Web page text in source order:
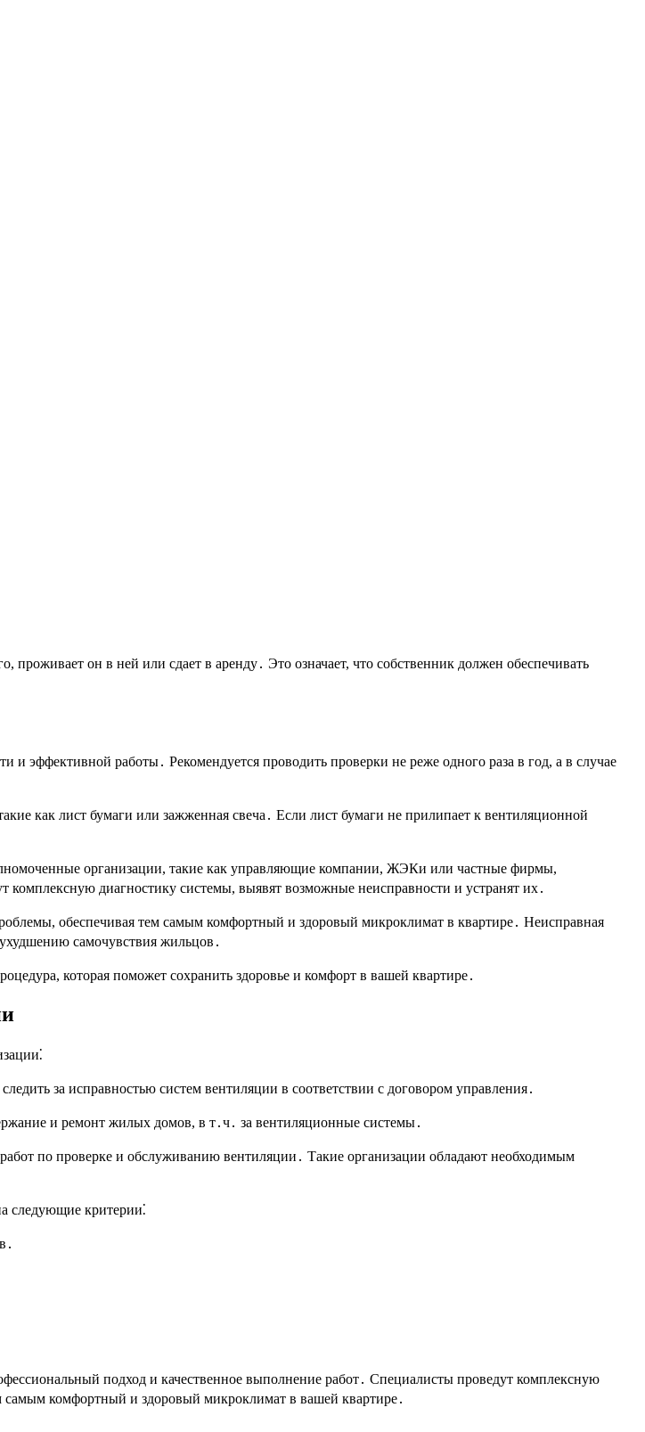
проживает он в ней или сдает в аренду․ Это означает, что собственник должен обеспечивать
эффективной работы․ Рекомендуется проводить проверки не реже одного раза в год, а в случае
как лист бумаги или зажженная свеча․ Если лист бумаги не прилипает к вентиляционной
организации, такие как управляющие компании, ЖЭКи или частные фирмы,
диагностику системы, выявят возможные неисправности и устранят их․
обеспечивая тем самым комфортный и здоровый микроклимат в квартире․ Неисправная
самочувствия жильцов․
которая поможет сохранить здоровье и комфорт в вашей квартире․
за исправностью систем вентиляции в соответствии с договором управления․
и ремонт жилых домов, в т․ч․ за вентиляционные системы․
по проверке и обслуживанию вентиляции․ Такие организации обладают необходимым
следующие критерии⁚
подход и качественное выполнение работ․ Специалисты проведут комплексную
самым комфортный и здоровый микроклимат в вашей квартире․